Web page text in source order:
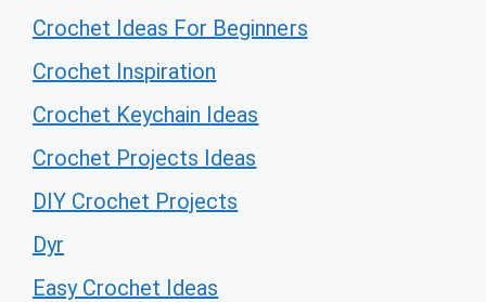
Crochet Ideas For Beginners
Crochet Inspiration
Crochet Keychain Ideas
Crochet Projects Ideas
DIY Crochet Projects
Dyr
Easy Crochet Ideas